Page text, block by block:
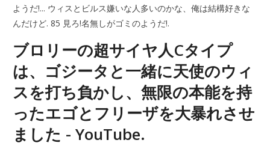
ようだ!... ウィスとビルス嫌いな人多いのかな、俺は結構好きな
んだけど. 85 見ろ!名無しがゴミのようだ!.
ブロリーの超サイヤ人Cタイプ
は、ゴジータと一緒に天使のウィ
スを打ち負かし、無限の本能を持
ったエゴとフリーザを大暴れさせ
ました - YouTube.